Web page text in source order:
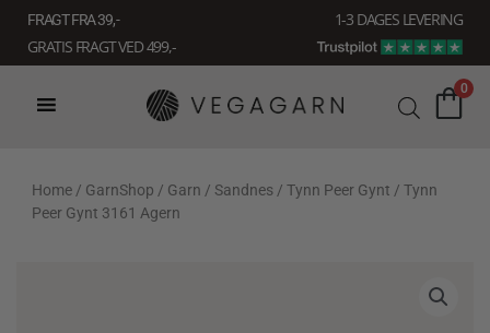
indholdet
FRAGT FRA 39, -
1-3 DAGES LEVERING
GRATIS FRAGT VED 499,-
0
Home / GarnShop / Garn / Sandnes / Tynn Peer Gynt / Tynn
Peer Gynt 3161 Agern